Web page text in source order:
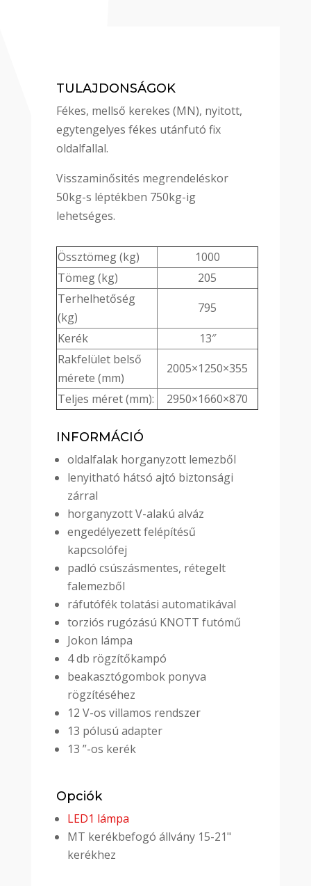
TULAJDONSÁGOK
Fékes, mellső kerekes (MN), nyitott,
egytengelyes fékes utánfutó fix
oldalfallal.
Visszaminősités megrendeléskor
50kg-s léptékben 750kg-ig
lehetséges.
Össztömeg (kg)
1000
Tömeg (kg)
205
Terhelhetőség
(kg)
795
Kerék
13″
Rakfelület belső
mérete (mm)
2005×1250×355
Teljes méret (mm):
2950×1660×870
INFORMÁCIÓ
oldalfalak horganyzott lemezből
lenyitható hátsó ajtó biztonsági
zárral
horganyzott V-alakú alváz
engedélyezett felépítésű
kapcsolófej
padló csúszásmentes, rétegelt
falemezből
ráfutófék tolatási automatikával
torziós rugózású KNOTT futómű
Jokon lámpa
4 db rögzítőkampó
beakasztógombok ponyva
rögzítéséhez
12 V-os villamos rendszer
13 pólusú adapter
13 ”-os kerék
Opciók
LED1 lámpa
MT kerékbefogó állvány 15-21"
kerékhez